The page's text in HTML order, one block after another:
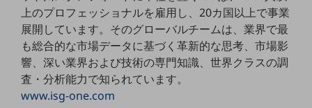
医療・介護
モビリティ
上のプロフェッショナルを雇用し、20カ国以上で事業
展開しています。そのグローバルチームは、業界で最
も総合的な市場データに基づく革新的な思考、市場影
響、深い業界および技術の専門知識、世界クラスの調
査・分析能力で知られています。
www.isg-one.com